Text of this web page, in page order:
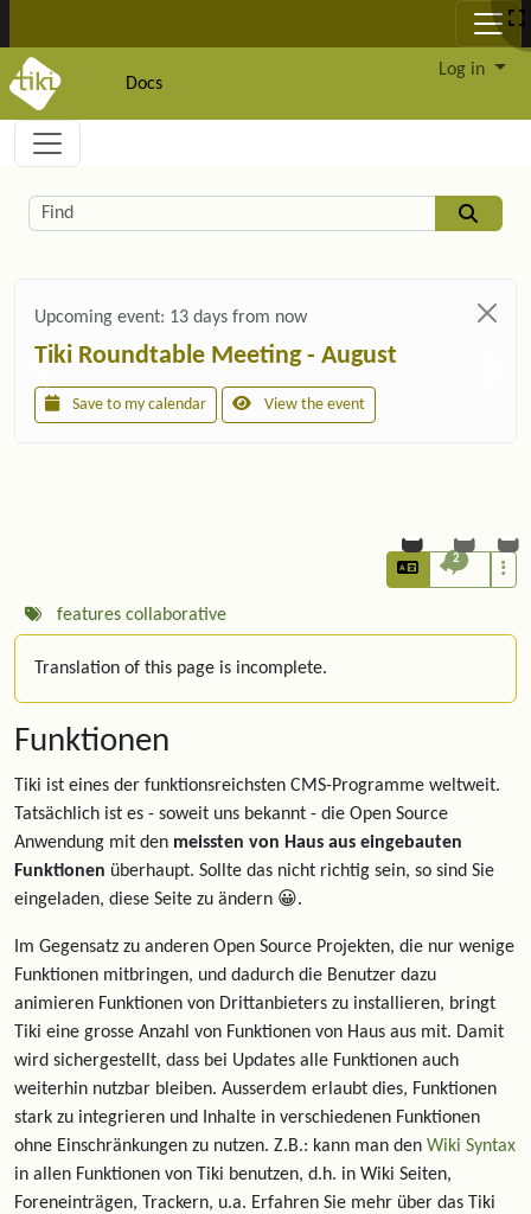
Docs
Log in
Navigation and related functionality and
Related content
Find
Upcoming event: 13 days from now
Tiki Roundtable Meeting - August
Save to my calendar View the event
2
features collaborative
Translation of this page is incomplete.
Funktionen
Tiki ist eines der funktionsreichsten CMS-Programme weltweit.
Tatsächlich ist es - soweit uns bekannt - die Open Source
Anwendung mit den meissten von Haus aus eingebauten
Funktionen überhaupt. Sollte das nicht richtig sein, so sind Sie
eingeladen, diese Seite zu ändern 😀.
Im Gegensatz zu anderen Open Source Projekten, die nur wenige
Funktionen mitbringen, und dadurch die Benutzer dazu
animieren Funktionen von Drittanbieters zu installieren, bringt
Tiki eine grosse Anzahl von Funktionen von Haus aus mit. Damit
wird sichergestellt, dass bei Updates alle Funktionen auch
weiterhin nutzbar bleiben. Ausserdem erlaubt dies, Funktionen
stark zu integrieren und Inhalte in verschiedenen Funktionen
ohne Einschränkungen zu nutzen. Z.B.: kann man den Wiki Syntax
in allen Funktionen von Tiki benutzen, d.h. in Wiki Seiten,
Foreneinträgen, Trackern, u.a. Erfahren Sie mehr über das Tiki